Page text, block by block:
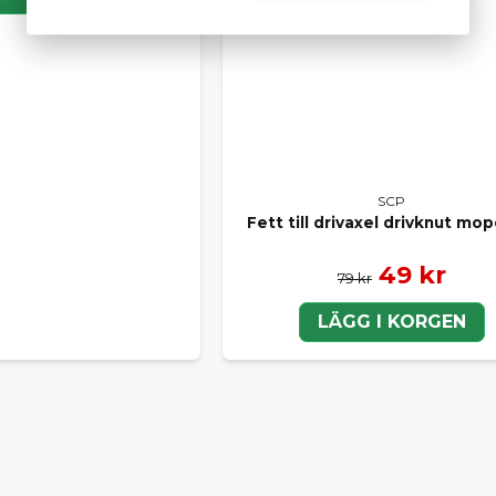
DELAR EFTER MÄRKE
VAL FÖR DIN MOPEDBIL
SCP
Fett till drivaxel drivknut
79 kr 49 kr
LÄGG I KORGEN